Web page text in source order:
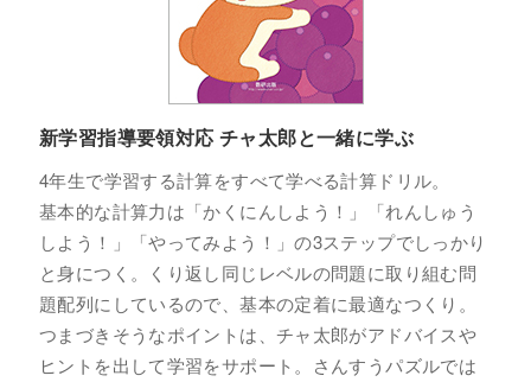
新学習指導要領対応 チャ太郎と一緒に学ぶ
4年生で学習する計算をすべて学べる計算ドリル。
基本的な計算力は「かくにんしよう！」「れんしゅう
しよう！」「やってみよう！」の3ステップでしっかり
と身につく。くり返し同じレベルの問題に取り組む問
題配列にしているので、基本の定着に最適なつくり。
つまづきそうなポイントは、チャ太郎がアドバイスや
ヒントを出して学習をサポート。さんすうパズルでは